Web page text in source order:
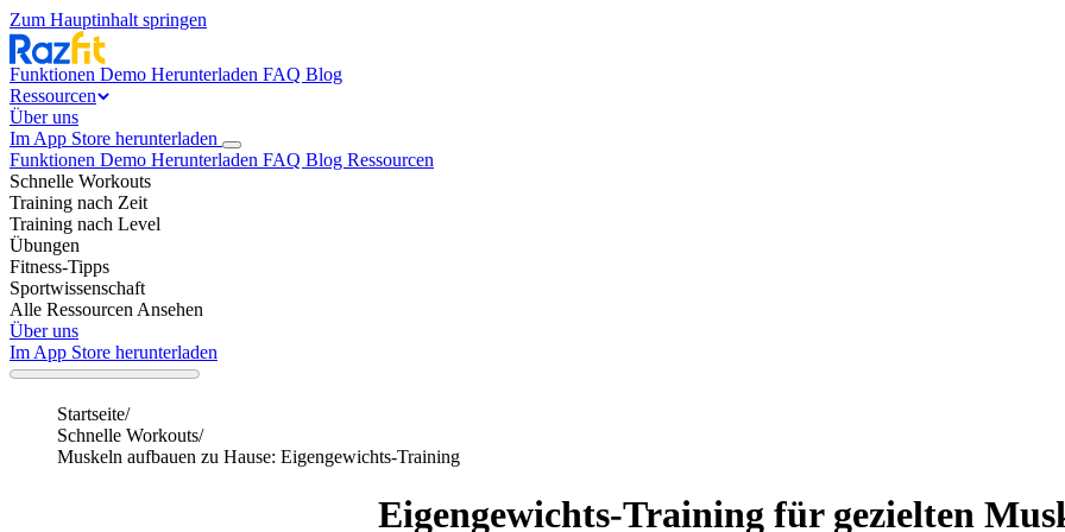
Zum Hauptinhalt springen
Funktionen Demo Herunterladen FAQ Blog
Ressourcen
Über uns
Im App Store herunterladen
Funktionen Demo Herunterladen FAQ Blog Ressourcen
Schnelle Workouts
Training nach Zeit
Training nach Level
Übungen
Fitness-Tipps
Sportwissenschaft
Alle Ressourcen Ansehen
Über uns
Im App Store herunterladen
Startseite/
Schnelle Workouts/
Muskeln aufbauen zu Hause: Eigengewichts-Training
Eigengewichts-Training für gezielten